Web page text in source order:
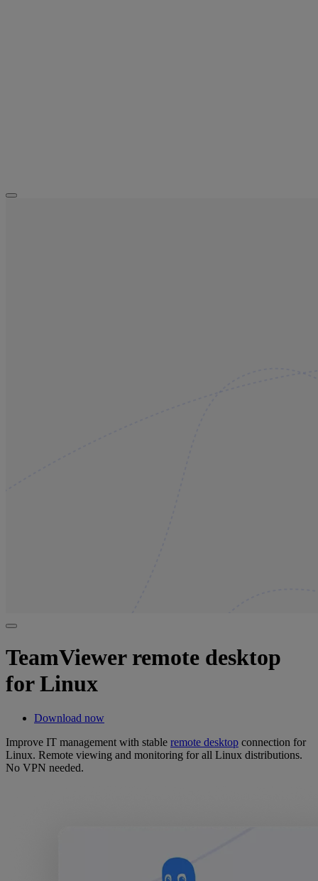
TeamViewer remote desktop
for Linux
Download now
Improve IT management with stable remote desktop connection for
Linux. Remote viewing and monitoring for all Linux distributions.
No VPN needed.